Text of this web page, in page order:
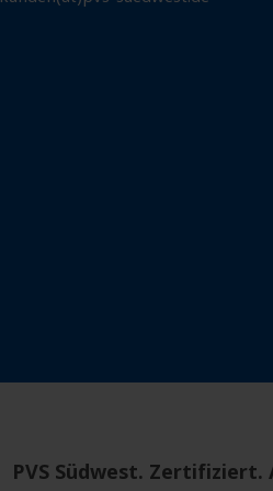
PVS Südwest.